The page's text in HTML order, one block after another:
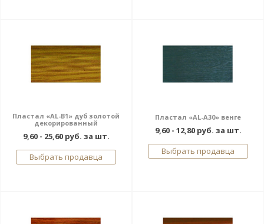
Пластал «AL-В1» дуб золотой
декорированный
9,60 - 25,60 руб. за шт.
Выбрать продавца
Пластал «AL-A30» венге
9,60 - 12,80 руб. за шт.
Выбрать продавца